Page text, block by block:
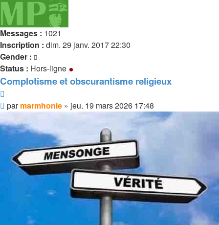
Messages : 1021
Inscription : dim. 29 janv. 2017 22:30
Gender :
Status : Hors-ligne
Complotisme et obscurantisme religieux
Message
lu
parmarmhonie » jeu. 19 mars 2026 17:48